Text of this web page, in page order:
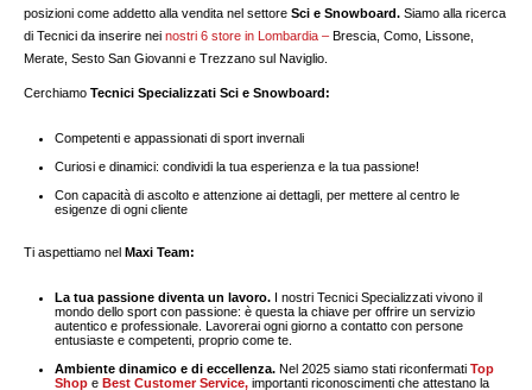
posizioni come addetto alla vendita nel settoreSci e Snowboard.Siamo alla ricerca
di Tecnici da inserire neinostri 6 store in Lombardia –Brescia, Como, Lissone,
Merate, Sesto San Giovanni e Trezzano sul Naviglio.
Cerchiamo Tecnici Specializzati Sci e Snowboard:
Competenti e appassionati di sport invernali
Curiosi e dinamici: condividi la tua esperienza e la tua passione!
Con capacità di ascolto e attenzione ai dettagli, per mettere al centro le
esigenze di ogni cliente
Ti aspettiamo nel Maxi Team:
La tua passione diventa un lavoro. I nostri Tecnici Specializzati vivono il
mondo dello sport con passione: è questa la chiave per offrire un servizio
autentico e professionale. Lavorerai ogni giorno a contatto con persone
entusiaste e competenti, proprio come te.
Ambiente dinamico e di eccellenza. Nel 2025 siamo stati riconfermatiTop
Shop e Best Customer Service,importanti riconoscimenti che attestano la